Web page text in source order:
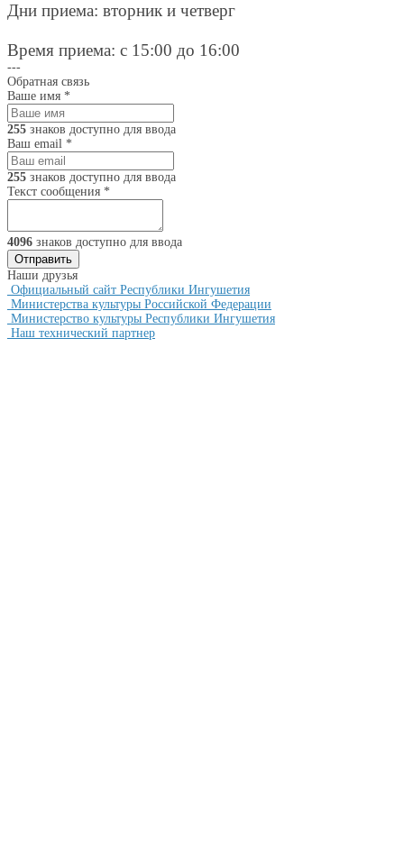
Дни приема: вторник и четверг
Время приема: с 15:00 до 16:00
---
Обратная связь
Ваше имя *
255 знаков доступно для ввода
Ваш email *
255 знаков доступно для ввода
Текст сообщения *
4096 знаков доступно для ввода
Наши друзья
Официальный сайт Республики Ингушетия
Министерства культуры Российской Федерации
Министерство культуры Республики Ингушетия
Наш технический партнер